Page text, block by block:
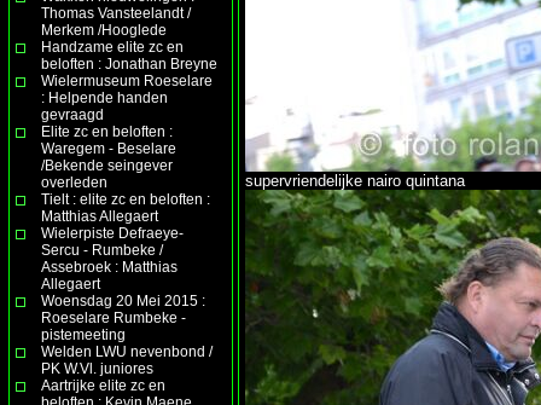
Thomas Vansteelandt /
Merkem /Hooglede
Handzame elite zc en
beloften : Jonathan Breyne
Wielermuseum Roeselare
: Helpende handen
gevraagd
Elite zc en beloften :
Waregem - Beselare
/Bekende seingever
overleden
Tielt : elite zc en beloften :
Matthias Allegaert
Wielerpiste Defraeye-
Sercu - Rumbeke /
Assebroek : Matthias
Allegaert
Woensdag 20 Mei 2015 :
Roeselare Rumbeke -
pistemeeting
Welden LWU nevenbond /
PK W.Vl. juniores
Aartrijke elite zc en
supervriendelijke nairo quintana